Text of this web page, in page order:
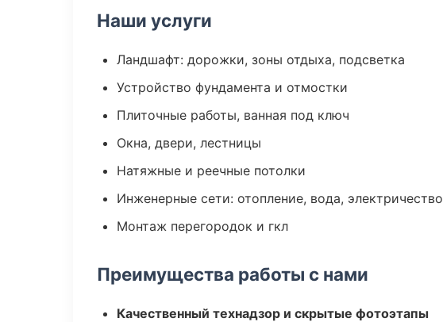
Наши услуги
Ландшафт: дорожки, зоны отдыха, подсветка
Устройство фундамента и отмостки
Плиточные работы, ванная под ключ
Окна, двери, лестницы
Натяжные и реечные потолки
Инженерные сети: отопление, вода, электричество
Монтаж перегородок и гкл
Преимущества работы с нами
Качественный технадзор и скрытые фотоэтапы